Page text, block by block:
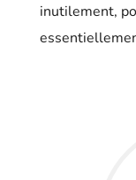
inutilement,